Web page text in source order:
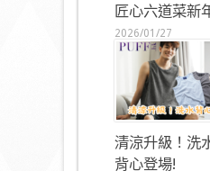
匠心六道菜新
2026/01/27
清涼升級！洗
背心登場!